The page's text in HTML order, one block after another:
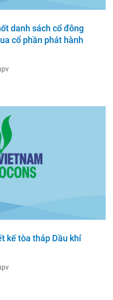
danh sách cổ đông
cổ phần phát hành
kế tòa tháp Dầu khí